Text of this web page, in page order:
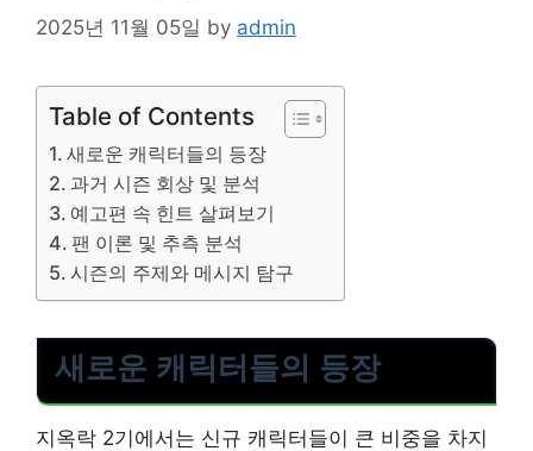
2025년 11월 05일 by admin
Table of Contents
새로운 캐릭터들의 등장
과거 시즌 회상 및 분석
예고편 속 힌트 살펴보기
팬 이론 및 추측 분석
시즌의 주제와 메시지 탐구
새로운 캐릭터들의 등장
지옥락 2기에서는 신규 캐릭터들이 큰 비중을 차지